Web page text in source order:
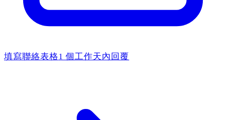
填寫聯絡表格1 個工作天內回覆